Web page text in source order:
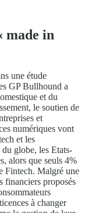
made in
une étude
GP Bullhound a
et du
le soutien de
et
numériques vont
et les
globe, les Etats-
alors que seuls 4%
Fintech. Malgré une
financiers proposés
à changer